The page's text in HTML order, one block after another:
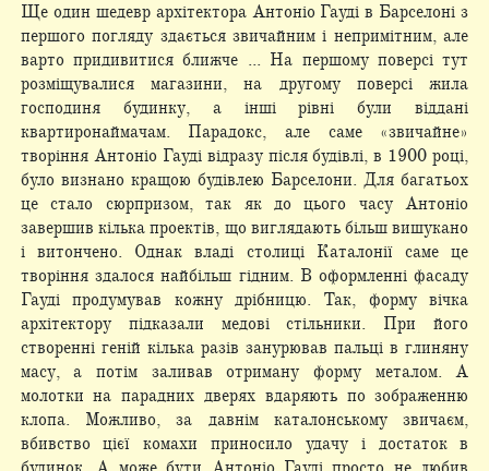
Ще один шедевр архітектора Антоніо Гауді в Барселоні з
першого погляду здається звичайним і непримітним, але
варто придивитися ближче ... На першому поверсі тут
розміщувалися магазини, на другому поверсі жила
господиня будинку, а інші рівні були віддані
квартиронаймачам. Парадокс, але саме «звичайне»
творіння Антоніо Гауді відразу після будівлі, в 1900 році,
було визнано кращою будівлею Барселони. Для багатьох
це стало сюрпризом, так як до цього часу Антоніо
завершив кілька проектів, що виглядають більш вишукано
і витончено. Однак владі столиці Каталонії саме це
творіння здалося найбільш гідним. В оформленні фасаду
Гауді продумував кожну дрібницю. Так, форму вічка
архітектору підказали медові стільники. При його
створенні геній кілька разів занурював пальці в глиняну
масу, а потім заливав отриману форму металом. А
молотки на парадних дверях вдаряють по зображенню
клопа. Можливо, за давнім каталонському звичаєм,
вбивство цієї комахи приносило удачу і достаток в